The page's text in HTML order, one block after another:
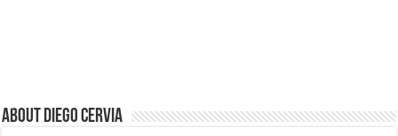
About Diego Cervia